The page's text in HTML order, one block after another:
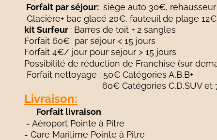
Forfait par séjour: siège auto 30€,
Glacière+ bac glacé 20€, fauteuil de plage
kit Surfeur : Barres de toit + 2 sangles
Forfait 60€  par séjour < 15 jours
Forfait 4€/ jour pour séjour > 15 jours
Possibilité de réduction de Franchise (sur
Forfait nettoyage : 50€ Catégories A,B,B+
60€ Catégories C,D,SUV
Livraison:
Forfait livraison
- Aéroport Pointe à Pitre
- Gare Maritime Pointe à Pitre